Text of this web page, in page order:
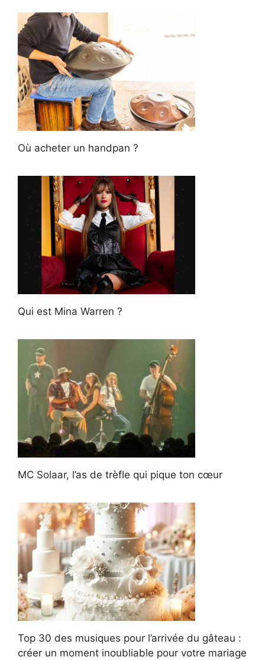
Où acheter un handpan ?
Qui est Mina Warren ?
MC Solaar, l’as de trèfle qui pique ton cœur
Top 30 des musiques pour l’arrivée du gâteau :
créer un moment inoubliable pour votre mariage